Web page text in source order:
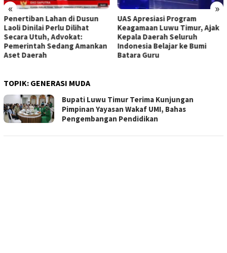
« »
Penertiban Lahan di Dusun
Laoli Dinilai Perlu Dilihat
Secara Utuh, Advokat:
Pemerintah Sedang Amankan
Aset Daerah
UAS Apresiasi Program
Keagamaan Luwu Timur, Ajak
Kepala Daerah Seluruh
Indonesia Belajar ke Bumi
Batara Guru
TOPIK: GENERASI MUDA
Bupati Luwu Timur Terima Kunjungan
Pimpinan Yayasan Wakaf UMI, Bahas
Pengembangan Pendidikan